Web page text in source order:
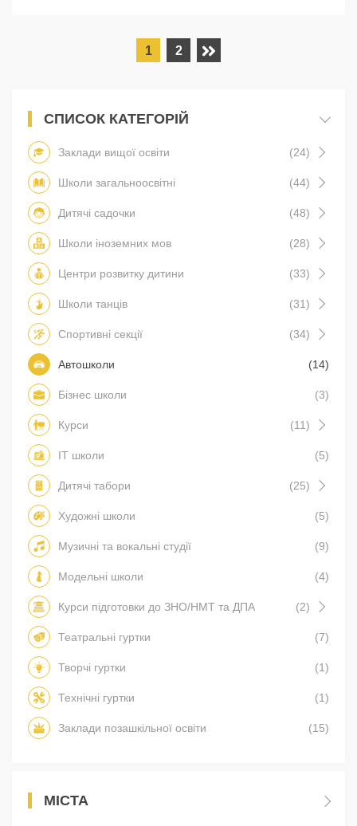
1 2
СПИСОК КАТЕГОРІЙ
Заклади вищої освіти (24)
Школи загальноосвітні (44)
Дитячі садочки (48)
Школи іноземних мов (28)
Центри розвитку дитини (33)
Школи танців (31)
Спортивні секції (34)
Автошколи (14)
Бізнес школи (3)
Курси (11)
IT школи (5)
Дитячі табори (25)
Художні школи (5)
Музичні та вокальні студії (9)
Модельні школи (4)
Курси підготовки до ЗНО/НМТ та ДПА (2)
Театральні гуртки (7)
Творчі гуртки (1)
Технічні гуртки (1)
Заклади позашкільної освіти (15)
МІСТА